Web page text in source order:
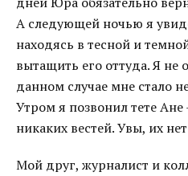
А следующей ночью я
находясь в тесной и
вытащить его оттуда. Я не
данном случае мне стало
Утром я позвонил тете
никаких вестей. Увы, их
Мой друг, журналист и